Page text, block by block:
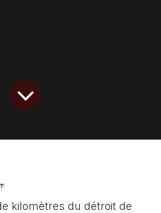
kilomètres du détroit de